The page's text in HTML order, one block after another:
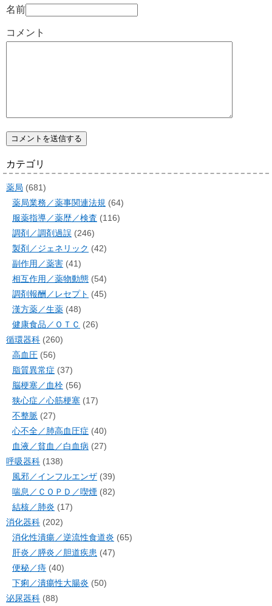
名前
コメント
カテゴリ
薬局 (681)
薬局業務／薬事関連法規 (64)
服薬指導／薬歴／検査 (116)
調剤／調剤過誤 (246)
製剤／ジェネリック (42)
副作用／薬害 (41)
相互作用／薬物動態 (54)
調剤報酬／レセプト (45)
漢方薬／生薬 (48)
健康食品／ＯＴＣ (26)
循環器科 (260)
高血圧 (56)
脂質異常症 (37)
脳梗塞／血栓 (56)
狭心症／心筋梗塞 (17)
不整脈 (27)
心不全／肺高血圧症 (40)
血液／貧血／白血病 (27)
呼吸器科 (138)
風邪／インフルエンザ (39)
喘息／ＣＯＰＤ／喫煙 (82)
結核／肺炎 (17)
消化器科 (202)
消化性潰瘍／逆流性食道炎 (65)
肝炎／膵炎／胆道疾患 (47)
便秘／痔 (40)
下痢／潰瘍性大腸炎 (50)
泌尿器科 (88)